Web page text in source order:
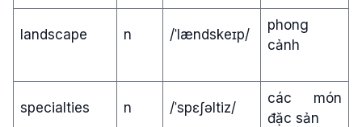
landscape n /ˈlændskeɪp/
phong
cảnh
specialties n /ˈspɛʃəltiz/
các món
đặc sản